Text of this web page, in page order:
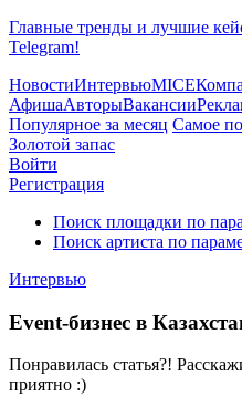
Главные тренды и лучшие
Telegram!
НовостиИнтервьюMICE
АфишаАвторыВакансии
Популярное за месяц Самое
Золотой запас
Войти
Регистрация
Поиск площадки по
Поиск артиста по
Интервью
Event-бизнес в
Понравилась статья?!
приятно :)